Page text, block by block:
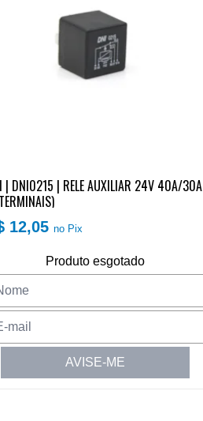
| DNI0215 | RELE AUXILIAR 24V 40A/30A
12,05 no Pix
Produto esgotado
AVISE-ME